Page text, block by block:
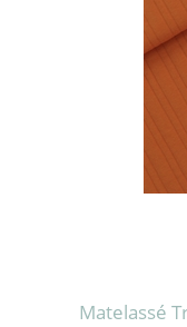
Matelassé